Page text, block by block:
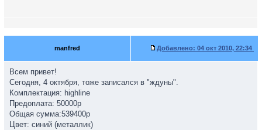
manfred Добавлено: 04 окт 2010, 22:34
Всем привет!
Сегодня, 4 октября, тоже записался в "ждуны".
Комплектация: highline
Предоплата: 50000р
Общая сумма:539400р
Цвет: синий (металлик)